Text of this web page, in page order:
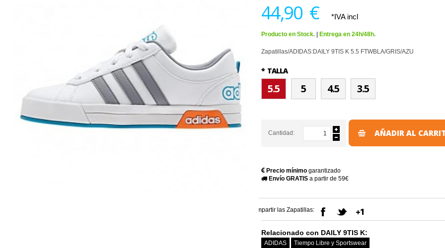
44,90 € *IVA incl
Producto en Stock. Entrega en 24h/48h.
Zapatillas/ADIDAS:DAILY 9TIS K 5.5 FTWBLA/GRIS/AZU
* TALLA
5.5 5 4.5 3.5
Cantidad: AÑADIR AL
Precio mínimo garantizado
Envío GRATIS a partir de 59€
Compartir las Zapatillas:
Relacionado con DAILY 9TIS K:
ADIDAS Tiempo Libre y Sportswear